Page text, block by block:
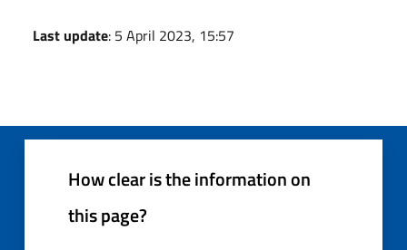
Last update: 5 April 2023, 15:57
How clear is the information on
this page?